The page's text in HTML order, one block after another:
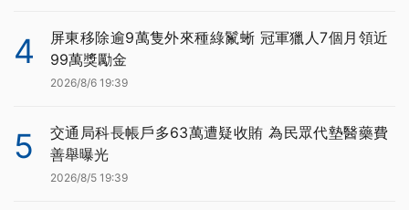
4
屏東移除逾9萬隻外來種綠鬣蜥 冠軍獵人7個月領近
99萬獎勵金
2026/8/6 19:39
5
交通局科長帳戶多63萬遭疑收賄 為民眾代墊醫藥費
善舉曝光
2026/8/5 19:39